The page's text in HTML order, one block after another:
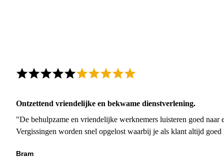
Ontzettend vriendelijke en bekwame dienstverlening.
"De behulpzame en vriendelijke werknemers luisteren goed naar
Vergissingen worden snel opgelost waarbij je als klant altijd
Bram